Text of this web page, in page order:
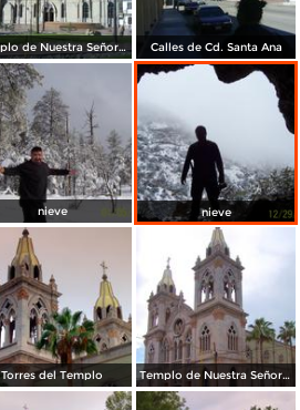
Templo de Nuestra Señora de Santa Ana Calles de Cd. Santa Ana
nieve nieve
Torres del Templo Templo de Nuestra Señora de Santa Ana